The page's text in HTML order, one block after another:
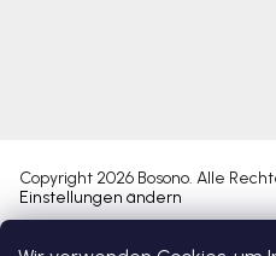
Copyright 2026 Bosono. Alle
Einstellungen ändern